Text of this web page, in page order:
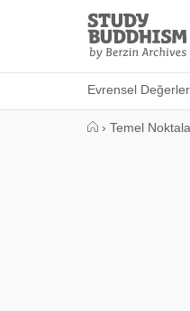
Study
Buddhism
Home
Evrensel Değerler
› Temel